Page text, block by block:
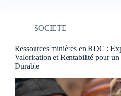
SOCIETE
Ressources minières en RDC :
Valorisation et Rentabilité pour
Durable